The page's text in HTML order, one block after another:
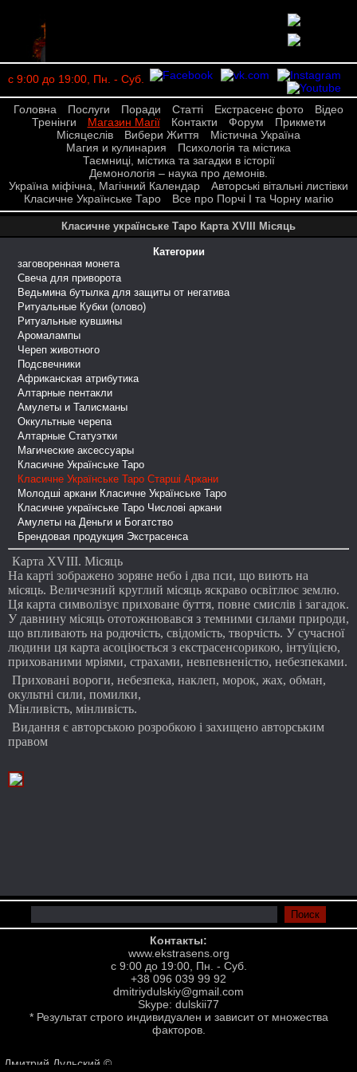
с 9:00 до 19:00, Пн. - Суб.
Головна Послуги Поради Статті Екстрасенс фото
Відео
Тренінги
Магазин Магії Контакти Форум
Прикмети
Місяцеслів
Вибери Життя
Містична Україна
Магия и кулинария
Психологія та містика
Таємниці, містика та загадки в історії
Демонологія – наука про демонів.
Україна міфічна, Магічний Календар
Авторські вітальні листівки
Класичне Українське Таро
Все про Порчі І та Чорну магію
Класичне українське Таро Карта ХVІІІ Місяць
Категории
заговоренная монета
Свеча для приворота
Ведьмина бутылка для защиты от негатива
Ритуальные Кубки (олово)
Ритуальные кувшины
Аромалампы
Череп животного
Подсвечники
Африканская атрибутика
Алтарные пентакли
Амулеты и Талисманы
Оккультные черепа
Алтарные Статуэтки
Магические аксессуары
Класичне Українське Таро
Класичне Українське Таро Старші Аркани
Молодші аркани Класичне Українське Таро
Класичне українське Таро Числові аркани
Амулеты на Деньги и Богатство
Брендовая продукция Экстрасенса
Карта ХVІІІ. Місяць
На карті зображено зоряне небо і два пси, що виють на
місяць. Величезний круглий місяць яскраво освітлює землю.
Ця карта символізує приховане буття, повне смислів і загадок.
У давнину місяць ототожнювався з темними силами природи,
що впливають на родючість, свідомість, творчість. У сучасної
людини ця карта асоціюється з екстрасенсорикою, інтуїцією,
прихованими мріями, страхами, невпевненістю, небезпеками.
Приховані вороги, небезпека, наклеп, морок, жах, обман,
окультні сили, помилки,
Мінливість, мінливість.
Видання є авторською розробкою і захищено авторським
правом
Контакты:
www.ekstrasens.org
с 9:00 до 19:00, Пн. - Суб.
+38 096 039 99 92
dmitriydulskiy@gmail.com
Skype: dulskii77
* Результат строго индивидуален и зависит от множества
факторов.
Дмитрий Дульский ©